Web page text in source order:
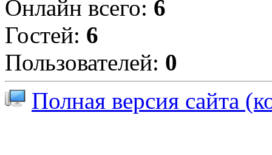
Онлайн всего: 6
Гостей: 6
Пользователей: 0
Полная версия сайта